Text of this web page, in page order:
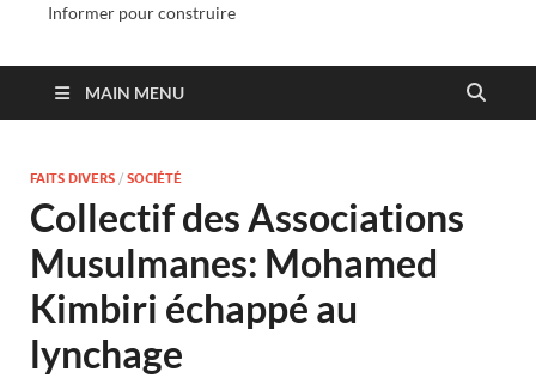
Informer pour construire
MAIN MENU
FAITS DIVERS / SOCIÉTÉ
Collectif des Associations
Musulmanes: Mohamed
Kimbiri échappé au
lynchage